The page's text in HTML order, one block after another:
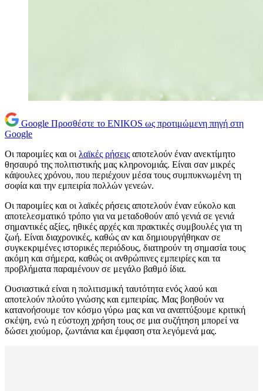
Google Προσθέστε το ENIKOS ως προτιμώμενη πηγή στη
Google
Οι παροιμίες και οι λαϊκές ρήσεις αποτελούν έναν ανεκτίμητο
θησαυρό της πολιτιστικής μας κληρονομιάς. Είναι σαν μικρές
κάψουλες χρόνου, που περιέχουν μέσα τους συμπυκνωμένη τη
σοφία και την εμπειρία πολλών γενεών.
Οι παροιμίες και οι λαϊκές ρήσεις αποτελούν έναν εύκολο και
αποτελεσματικό τρόπο για να μεταδοθούν από γενιά σε γενιά
σημαντικές αξίες, ηθικές αρχές και πρακτικές συμβουλές για τη
ζωή. Είναι διαχρονικές, καθώς αν και δημιουργήθηκαν σε
συγκεκριμένες ιστορικές περιόδους, διατηρούν τη σημασία τους
ακόμη και σήμερα, καθώς οι ανθρώπινες εμπειρίες και τα
προβλήματα παραμένουν σε μεγάλο βαθμό ίδια.
Ουσιαστικά είναι η πολιτισμική ταυτότητα ενός λαού και
αποτελούν πλούτο γνώσης και εμπειρίας. Μας βοηθούν να
κατανοήσουμε τον κόσμο γύρω μας και να αναπτύξουμε κριτική
σκέψη, ενώ η εύστοχη χρήση τους σε μια συζήτηση μπορεί να
δώσει χιούμορ, ζωντάνια και έμφαση στα λεγόμενά μας.